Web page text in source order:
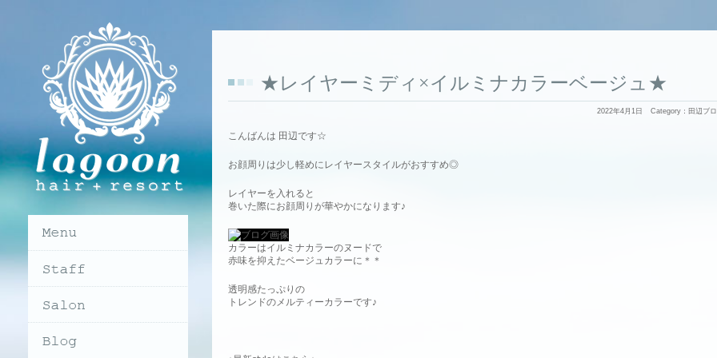
★レイヤーミディ×イルミナカラーベージュ★
2022年4月1日 Category： 田辺ブ
こんばんは 田辺です☆
お顔周りは少し軽めにレイヤースタイルがおすすめ◎
レイヤーを入れると
巻いた際にお顔周りが華やかになります♪
カラーはイルミナカラーのヌードで
赤味を抑えたベージュカラーに＊＊
透明感たっぷりの
トレンドのメルティーカラーです♪